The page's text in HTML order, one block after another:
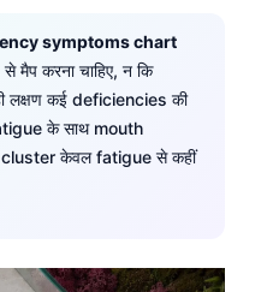
symptoms chart
मैप करना चाहिए, न कि
कई deficiencies की
के साथ mouth
केवल fatigue से कहीं